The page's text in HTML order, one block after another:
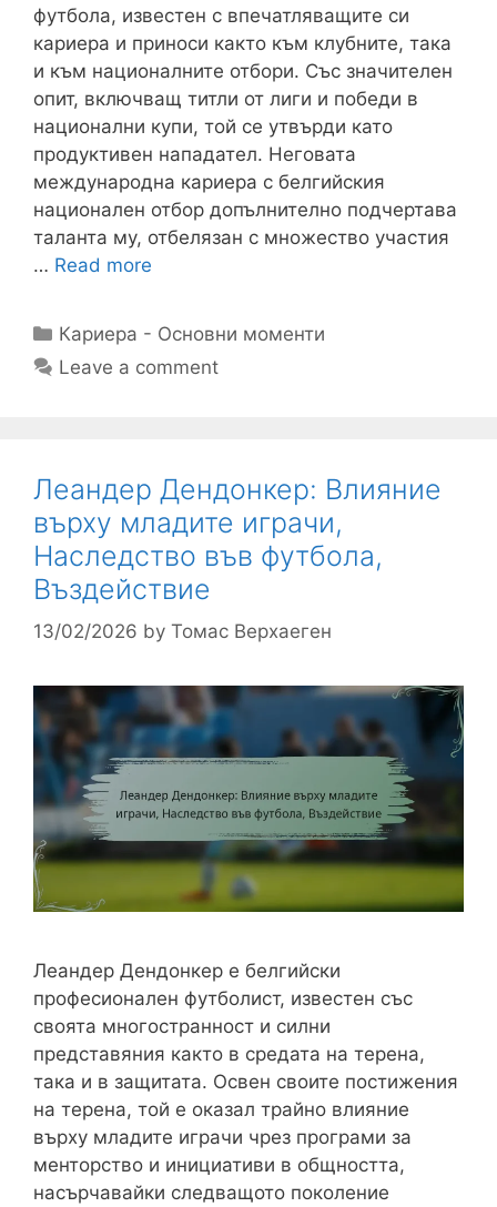
футбола, известен с впечатляващите си
кариера и приноси както към клубните, така
и към националните отбори. Със значителен
опит, включващ титли от лиги и победи в
национални купи, той се утвърди като
продуктивен нападател. Неговата
международна кариера с белгийския
национален отбор допълнително подчертава
таланта му, отбелязан с множество участия
… Read more
Categories
Кариера - Основни моменти
Leave a comment
Леандер Дендонкер: Влияние
върху младите играчи,
Наследство във футбола,
Въздействие
13/02/2026 by Томас Верхаеген
Леандер Дендонкер е белгийски
професионален футболист, известен със
своята многостранност и силни
представяния както в средата на терена,
така и в защитата. Освен своите постижения
на терена, той е оказал трайно влияние
върху младите играчи чрез програми за
менторство и инициативи в общността,
насърчавайки следващото поколение